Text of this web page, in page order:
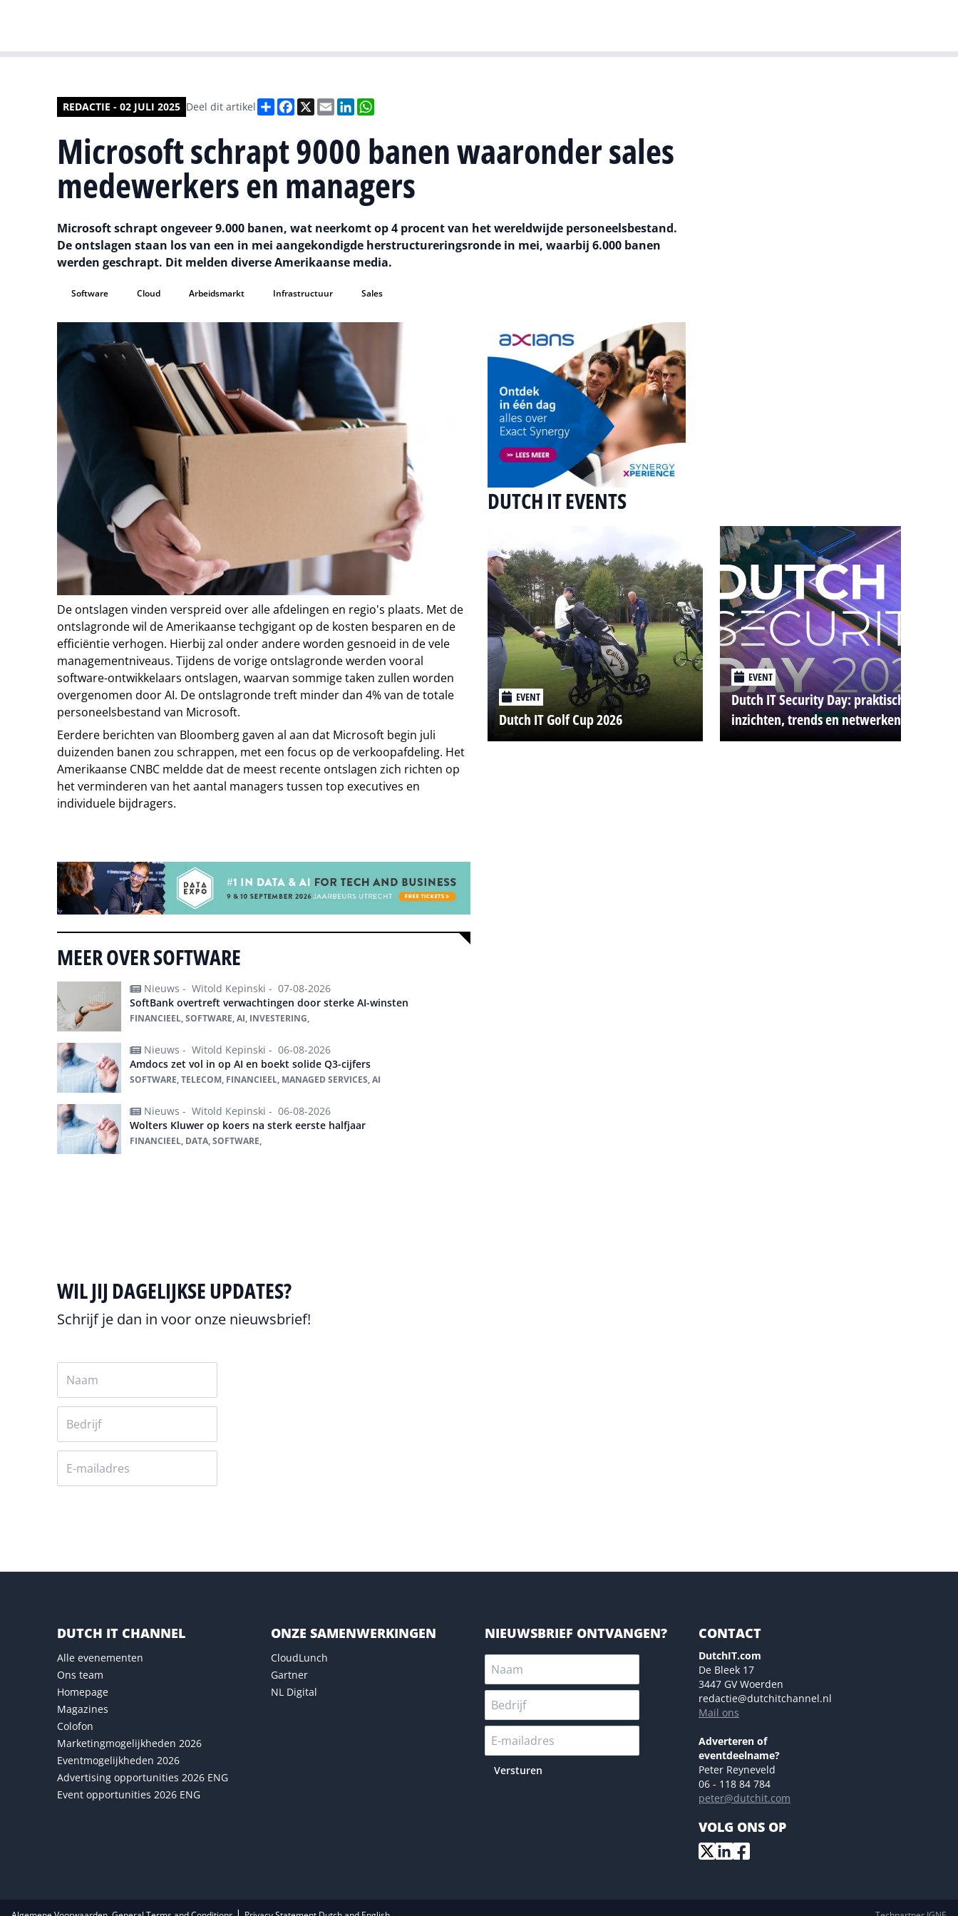
REDACTIE - 02 JULI 2025 Deel dit artikel DeelFacebook
X EmailLinkedIn
Microsoft schrapt 9000 banen waaronder sales
medewerkers en managers
Microsoft schrapt ongeveer 9.000 banen, wat neerkomt op 4 procent van het wereldwijde personeelsbestand.
De ontslagen staan los van een in mei aangekondigde herstructureringsronde in mei, waarbij 6.000 banen
werden geschrapt. Dit melden diverse Amerikaanse media.
Software Cloud Arbeidsmarkt Infrastructuur Sales
De ontslagen vinden verspreid over alle afdelingen en regio's plaats. Met de
ontslagronde wil de Amerikaanse techgigant op de kosten besparen en de
efficiëntie verhogen. Hierbij zal onder andere worden gesnoeid in de vele
managementniveaus. Tijdens de vorige ontslagronde werden vooral
software-ontwikkelaars ontslagen, waarvan sommige taken zullen worden
overgenomen door AI. De ontslagronde treft minder dan 4% van de totale
personeelsbestand van Microsoft.
Eerdere berichten van Bloomberg gaven al aan dat Microsoft begin juli
duizenden banen zou schrappen, met een focus op de verkoopafdeling. Het
Amerikaanse CNBC meldde dat de meest recente ontslagen zich richten op
het verminderen van het aantal managers tussen top executives en
individuele bijdragers.
DUTCH IT EVENTS
EVENT
Dutch IT Golf Cup 2026
EVENT
Dutch IT Security Day: praktische
inzichten, trends en netwerken
MEER OVER SOFTWARE
Nieuws - Witold Kepinski - 07-08-2026
SoftBank overtreft verwachtingen door sterke AI-winsten
FINANCIEEL, SOFTWARE, AI, INVESTERING,
Nieuws - Witold Kepinski - 06-08-2026
Amdocs zet vol in op AI en boekt solide Q3-cijfers
SOFTWARE, TELECOM, FINANCIEEL, MANAGED SERVICES, AI
Nieuws - Witold Kepinski - 06-08-2026
Wolters Kluwer op koers na sterk eerste halfjaar
FINANCIEEL, DATA, SOFTWARE,
WIL JIJ DAGELIJKSE UPDATES?
Schrijf je dan in voor onze nieuwsbrief!
DUTCH IT CHANNEL
Alle evenementen
Ons team
Homepage
Magazines
Colofon
Marketingmogelijkheden 2026
Eventmogelijkheden 2026
Advertising opportunities 2026 ENG
Event opportunities 2026 ENG
ONZE SAMENWERKINGEN
CloudLunch
Gartner
NL Digital
NIEUWSBRIEF ONTVANGEN?
Versturen
CONTACT
DutchIT.com
De Bleek 17
3447 GV Woerden
redactie@dutchitchannel.nl
Mail ons
Adverteren of
eventdeelname?
Peter Reyneveld
06 - 118 84 784
peter@dutchit.com
VOLG ONS OP